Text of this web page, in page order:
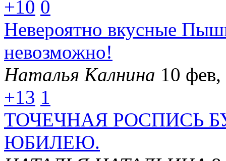
+10 0
Невероятно вкусные
невозможно!
Наталья Калнина 10
+13 1
ТОЧЕЧНАЯ РОСПИСЬ
ЮБИЛЕЮ.